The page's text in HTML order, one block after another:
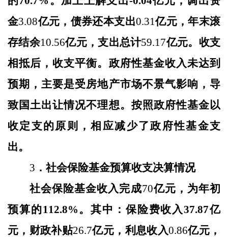
金3.08亿元，债券还本支出0.31亿元，年末滚
存结余10.56亿元，支出总计59.17亿元。收支
相抵后，收支平衡。 政府性基金收入未达到
预期，主要是受房地产市场不景气影响，导
致国土出让情况不理想。按照政府性基金以
收定支的原则，相应减少了政府性基金支
出。
3 ．社会保险基金预算收支决算情况
社会保险基金收入完成70亿元， 为年初
预算的112.8%。其中：保险费收入37.87亿
元，财政补贴26.7亿元，利息收入0.86亿元，